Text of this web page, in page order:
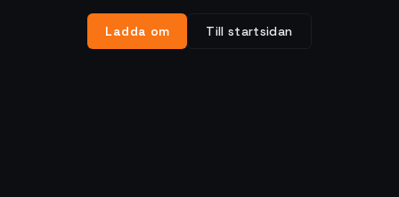
Ladda om Till startsidan